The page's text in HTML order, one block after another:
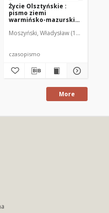
Red. Mroczkowski, Włodzimierz
Życie Olsztyńskie :
pismo ziemi
warmińsko-mazurskiej,
Moszyński, Władysław (1922-2001).
czasopismo
More